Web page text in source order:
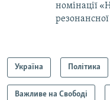
номінації
Україна Політика
Важливе на Свободі